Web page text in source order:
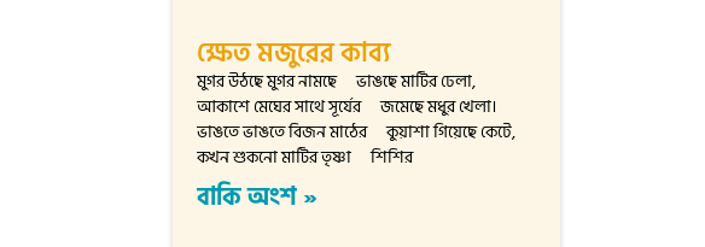
ক্ষেত মজুরের কাব্য
মুগর উঠছে মুগর নামছে ভাঙছে মাটির ঢেলা,
আকাশে মেঘের সাথে সূর্যের জমেছে মধুর খেলা।
ভাঙতে ভাঙতে বিজন মাঠের কুয়াশা গিয়েছে কেটে,
কখন শুকনো মাটির তৃষ্ণা শিশির
বাকি অংশ »